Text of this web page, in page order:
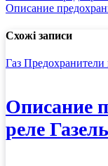
Описание
Схожі записи
Газ Предохранители
Описание
реле